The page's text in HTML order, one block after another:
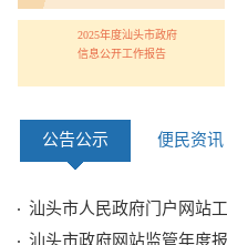
2025年度汕头市政府
信息公开工作报告
公告公示 便民资讯
汕头市政府网站监管年度报